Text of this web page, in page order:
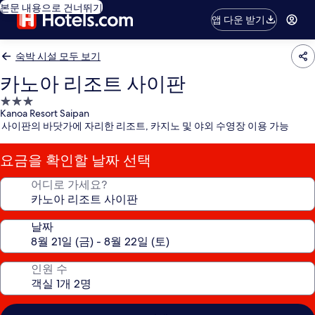
본문 내용으로 건너뛰기
앱 다운 받기
숙박 시설 모두 보기
카노아 리조트 사이판
3.0
성
급
숙
박
시
Kanoa Resort Saipan
사이판의 바닷가에 자리한 리조트, 카지노 및 야외 수영장 이용 가능
요금을 확인할 날짜 선택
어디로 가세요?
날짜
인원 수